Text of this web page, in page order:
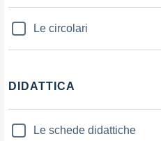
Le circolari
DIDATTICA
Le schede didattiche